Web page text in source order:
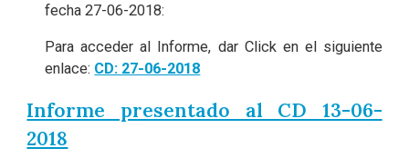
fecha 27-06-2018:
Para acceder al Informe, dar Click en el siguiente
enlace: CD: 27-06-2018
Informe presentado al CD 13-06-
2018